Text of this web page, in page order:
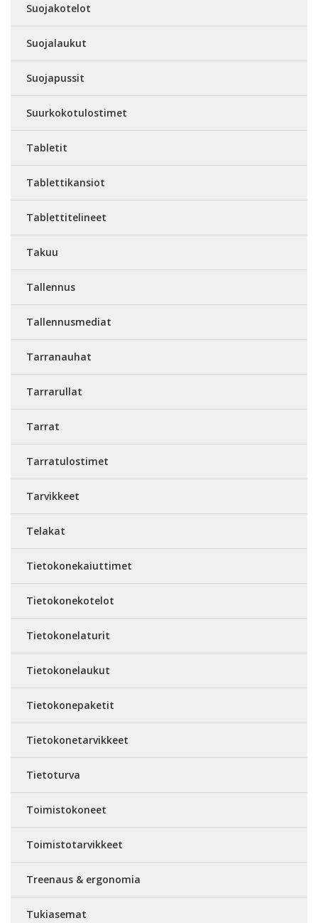
Suojakotelot
Suojalaukut
Suojapussit
Suurkokotulostimet
Tabletit
Tablettikansiot
Tablettitelineet
Takuu
Tallennus
Tallennusmediat
Tarranauhat
Tarrarullat
Tarrat
Tarratulostimet
Tarvikkeet
Telakat
Tietokonekaiuttimet
Tietokonekotelot
Tietokonelaturit
Tietokonelaukut
Tietokonepaketit
Tietokonetarvikkeet
Tietoturva
Toimistokoneet
Toimistotarvikkeet
Treenaus & ergonomia
Tukiasemat